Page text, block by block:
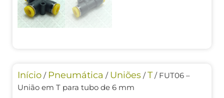
Início / Pneumática / Uniões /T/ FUT06 –
União em T para tubo de 6 mm